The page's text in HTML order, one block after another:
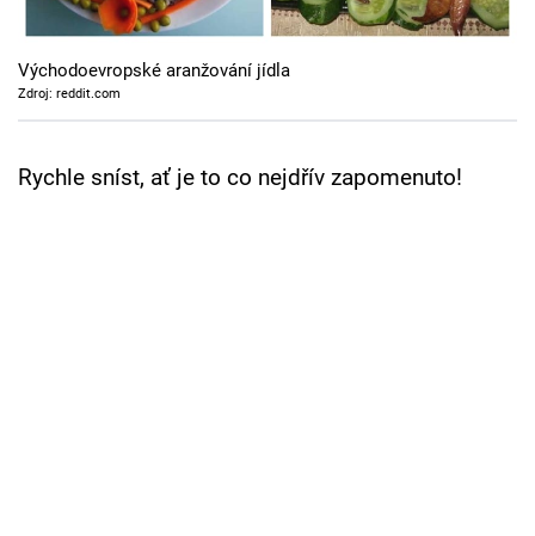
Cool Esport
Pořady
Východoevropské aranžování jídla
Zdroj: reddit.com
Rychle sníst, ať je to co nejdřív zapomenuto!